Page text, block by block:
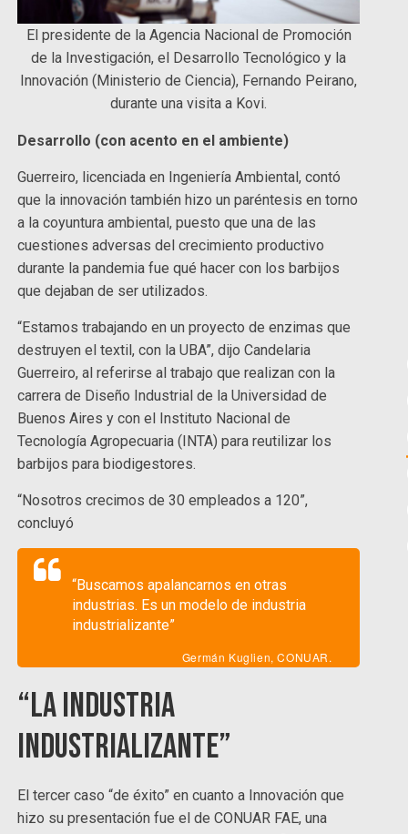
El presidente de la Agencia Nacional de Promoción
de la Investigación, el Desarrollo Tecnológico y la
Innovación (Ministerio de Ciencia), Fernando Peirano,
durante una visita a Kovi.
Desarrollo (con acento en el ambiente)
Guerreiro, licenciada en Ingeniería Ambiental, contó
que la innovación también hizo un paréntesis en torno
a la coyuntura ambiental, puesto que una de las
cuestiones adversas del crecimiento productivo
durante la pandemia fue qué hacer con los barbijos
que dejaban de ser utilizados.
“Estamos trabajando en un proyecto de enzimas que
destruyen el textil, con la UBA”, dijo Candelaria
Guerreiro, al referirse al trabajo que realizan con la
carrera de Diseño Industrial de la Universidad de
Buenos Aires y con el Instituto Nacional de
Tecnología Agropecuaria (INTA) para reutilizar los
barbijos para biodigestores.
“Nosotros crecimos de 30 empleados a 120”,
concluyó
“Buscamos apalancarnos en otras
industrias. Es un modelo de industria
industrializante”
Germán Kuglien, CONUAR.
“La industria
industrializante”
El tercer caso “de éxito” en cuanto a Innovación que
hizo su presentación fue el de CONUAR FAE, una